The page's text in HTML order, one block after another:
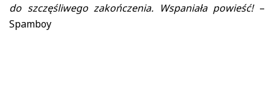
do szczęśliwego zakończenia. Wspaniała powieść!–
Spamboy